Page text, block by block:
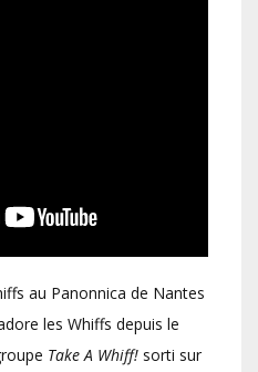
au Panonnica de Nantes
les Whiffs depuis le
Take A Whiff! sorti sur